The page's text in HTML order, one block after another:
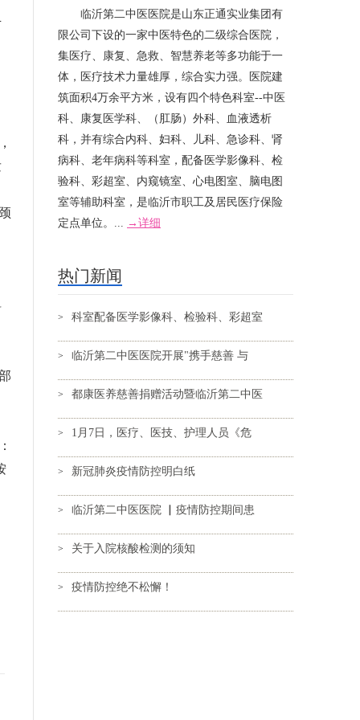
临沂第二中医医院是山东正通实业集团有
限公司下设的一家中医特色的二级综合医院，
集医疗、康复、急救、智慧养老等多功能于一
体，医疗技术力量雄厚，综合实力强。医院建
筑面积4万余平方米，设有四个特色科室--中医
科、康复医学科、（肛肠）外科、血液透析
科，并有综合内科、妇科、儿科、急诊科、肾
病科、老年病科等科室，配备医学影像科、检
验科、彩超室、内窥镜室、心电图室、脑电图
室等辅助科室，是临沂市职工及居民医疗保险
定点单位。... →详细
热门新闻
> 科室配备医学影像科、检验科、彩超室
> 临沂第二中医医院开展"携手慈善 与
> 都康医养慈善捐赠活动暨临沂第二中医
> 1月7日，医疗、医技、护理人员《危
> 新冠肺炎疫情防控明白纸
> 临沂第二中医医院 ▏疫情防控期间患
> 关于入院核酸检测的须知
> 疫情防控绝不松懈！